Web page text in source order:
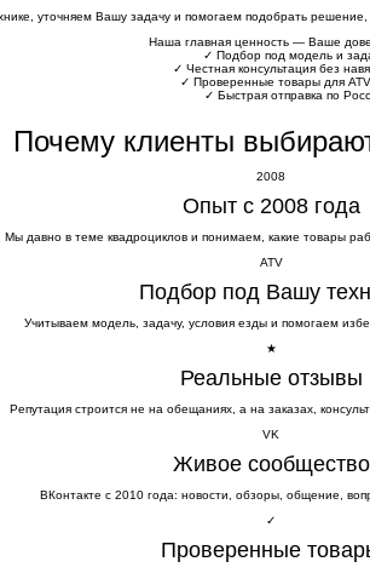
уточняем Вашу задачу и помогаем подобрать решение,
Наша главная ценность — Ваше
✓ Подбор под модель и
✓ Честная консультация без
✓ Проверенные товары для
✓ Быстрая отправка по
Почему клиенты
2008
Опыт с 2008 года
Мы давно в теме квадроциклов и понимаем, какие товары
ATV
Подбор под Вашу
Учитываем модель, задачу, условия езды и помогаем
★
Реальные отзывы
Репутация строится не на обещаниях, а на заказах,
VK
Живое сообщество
ВКонтакте с 2010 года: новости, обзоры, общение,
✓
Проверенные